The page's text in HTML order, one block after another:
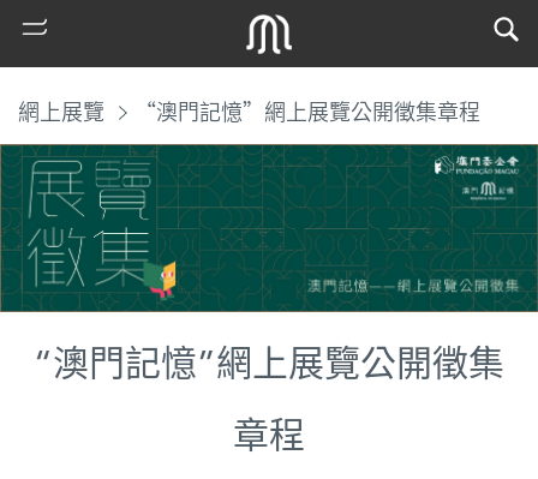
網上展覽 “澳門記憶”網上展覽公開徵集章程
“澳門記憶”網上展覽公開徵集
章程